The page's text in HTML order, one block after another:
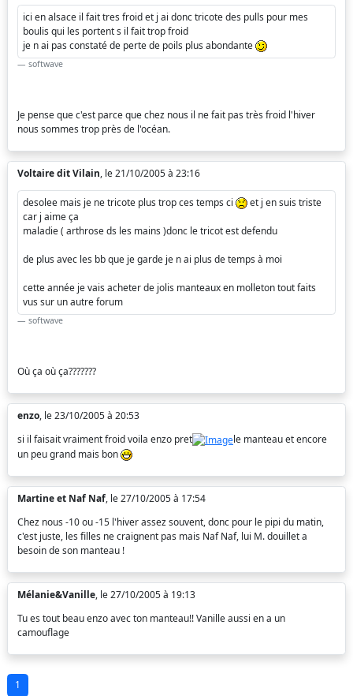
ici en alsace il fait tres froid et j ai donc tricote des pulls pour mes
boulis qui les portent s il fait trop froid
je n ai pas constaté de perte de poils plus abondante
softwave
Je pense que c'est parce que chez nous il ne fait pas très froid l'hiver
nous sommes trop près de l'océan.
Voltaire dit Vilain, le 21/10/2005 à 23:16
desolee mais je ne tricote plus trop ces temps ci
et j en suis triste
car j aime ça
maladie ( arthrose ds les mains )donc le tricot est defendu
de plus avec les bb que je garde je n ai plus de temps à moi
cette année je vais acheter de jolis manteaux en molleton tout faits
vus sur un autre forum
softwave
Où ça où ça???????
enzo, le 23/10/2005 à 20:53
si il faisait vraiment froid voila enzo pret
le manteau et encore
un peu grand mais bon
Martine et Naf Naf, le 27/10/2005 à 17:54
Chez nous -10 ou -15 l'hiver assez souvent, donc pour le pipi du matin,
c'est juste, les filles ne craignent pas mais Naf Naf, lui M. douillet a
besoin de son manteau !
Mélanie&Vanille, le 27/10/2005 à 19:13
Tu es tout beau enzo avec ton manteau!! Vanille aussi en a un
camouflage
1